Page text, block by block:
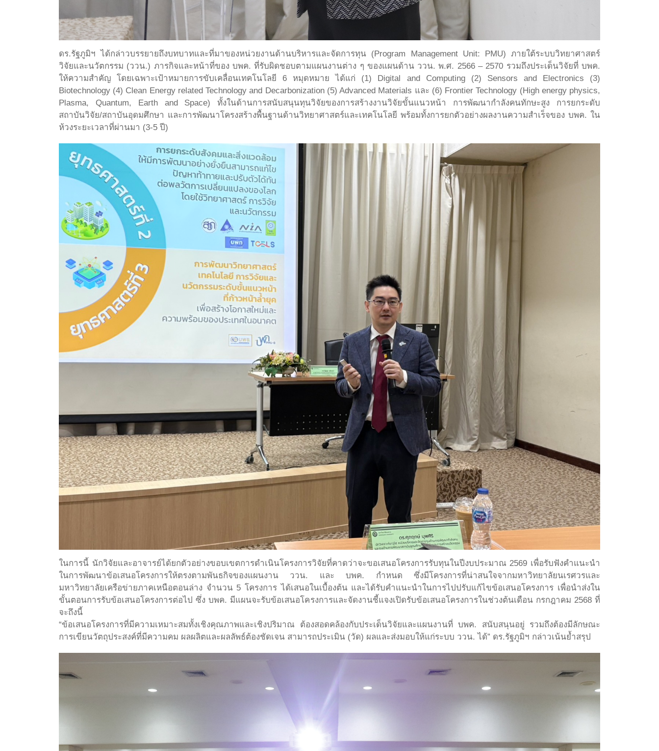
ดร.รัฐภูมิฯ ได้กล่าวบรรยายถึงบทบาทและที่มาของหน่วยงานด้านบริหารและจัดการทุน (Program Management Unit: PMU) ภายใต้ระบบวิทยาศาสตร์
วิจัยและนวัตกรรม (ววน.) ภารกิจและหน้าที่ของ บพค. ที่รับผิดชอบตามแผนงานต่าง ๆ ของแผนด้าน ววน. พ.ศ. 2566 – 2570 รวมถึงประเด็นวิจัยที่ บพค.
ให้ความสำคัญ โดยเฉพาะเป้าหมายการขับเคลื่อนเทคโนโลยี 6 หมุดหมาย ได้แก่ (1) Digital and Computing (2) Sensors and Electronics (3)
Biotechnology (4) Clean Energy related Technology and Decarbonization (5) Advanced Materials และ (6) Frontier Technology (High energy physics,
Plasma, Quantum, Earth and Space) ทั้งในด้านการสนับสนุนทุนวิจัยของการสร้างงานวิจัยขั้นแนวหน้า การพัฒนากำลังคนทักษะสูง การยกระดับ
สถาบันวิจัย/สถาบันอุดมศึกษา และการพัฒนาโครงสร้างพื้นฐานด้านวิทยาศาสตร์และเทคโนโลยี พร้อมทั้งการยกตัวอย่างผลงานความสำเร็จของ บพค. ใน
ห้วงระยะเวลาที่ผ่านมา (3-5 ปี)
ในการนี้ นักวิจัยและอาจารย์ได้ยกตัวอย่างขอบเขตการดำเนินโครงการวิจัยที่คาดว่าจะขอเสนอโครงการรับทุนในปีงบประมาณ 2569 เพื่อรับฟังคำแนะนำ
ในการพัฒนาข้อเสนอโครงการให้ตรงตามพันธกิจของแผนงาน ววน. และ บพค. กำหนด ซึ่งมีโครงการที่น่าสนใจจากมหาวิทยาลัยนเรศวรและ
มหาวิทยาลัยเครือข่ายภาคเหนือตอนล่าง จำนวน 5 โครงการ ได้เสนอในเบื้องต้น และได้รับคำแนะนำในการไปปรับแก้ไขข้อเสนอโครงการ เพื่อนำส่งใน
ขั้นตอนการรับข้อเสนอโครงการต่อไป ซึ่ง บพค. มีแผนจะรับข้อเสนอโครงการและจัดงานชี้แจงเปิดรับข้อเสนอโครงการในช่วงต้นเดือน กรกฎาคม 2568 ที่
จะถึงนี้
“ข้อเสนอโครงการที่มีความเหมาะสมทั้งเชิงคุณภาพและเชิงปริมาณ ต้องสอดคล้องกับประเด็นวิจัยและแผนงานที่ บพค. สนับสนุนอยู่ รวมถึงต้องมีลักษณะ
การเขียนวัตถุประสงค์ที่มีความคม ผลผลิตและผลลัพธ์ต้องชัดเจน สามารถประเมิน (วัด) ผลและส่งมอบให้แก่ระบบ ววน. ได้” ดร.รัฐภูมิฯ กล่าวเน้นย้ำสรุป